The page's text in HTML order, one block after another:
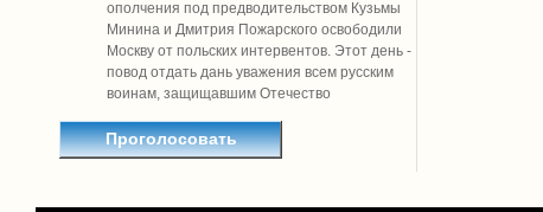
ополчения под предводительством Кузьмы
Минина и Дмитрия Пожарского освободили
Москву от польских интервентов. Этот день -
повод отдать дань уважения всем русским
воинам, защищавшим Отечество